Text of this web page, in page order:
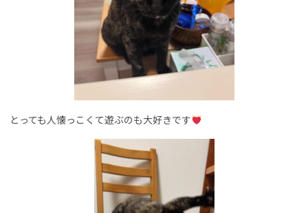
とっても人懐っこくて遊ぶのも大好きです